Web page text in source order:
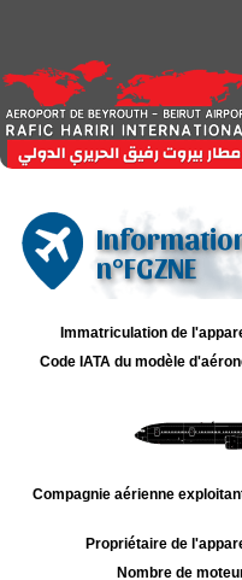
n°FGZNE
Immatriculation de
Code IATA du modèle
Compagnie aérienne
Propriétaire de
Nombre de